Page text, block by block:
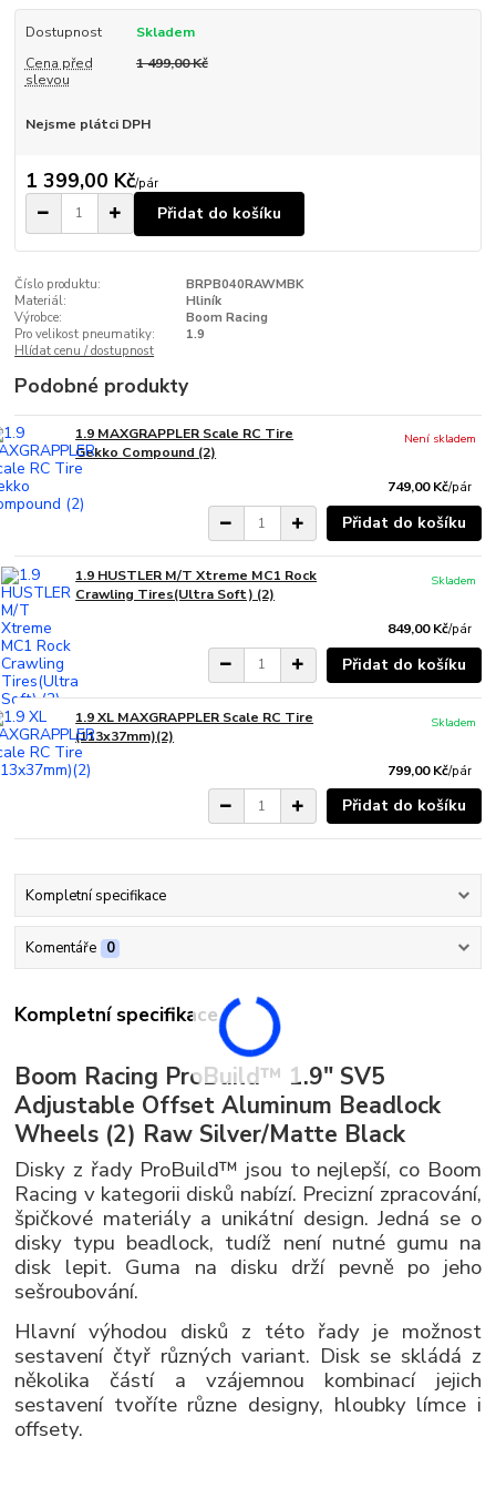
Dostupnost
Skladem
Cena před
slevou
1 499,00 Kč
Nejsme plátci DPH
1 399,00 Kč/pár
Přidat do košíku
Číslo produktu:
BRPB040RAWMBK
Materiál:
Hliník
Výrobce:
Boom Racing
Pro velikost pneumatiky:
1.9
Hlídat cenu / dostupnost
Podobné produkty
1.9 MAXGRAPPLER Scale RC Tire
Gekko Compound (2)
749,00 Kč/pár
Není skladem
Přidat do košíku
1.9 HUSTLER M/T Xtreme MC1 Rock
Crawling Tires(Ultra Soft) (2)
849,00 Kč/pár
Skladem
Přidat do košíku
1.9 XL MAXGRAPPLER Scale RC Tire
(113x37mm)(2)
799,00 Kč/pár
Skladem
Přidat do košíku
Kompletní specifikace
Komentáře 0
Kompletní specifikace
Boom Racing ProBuild™ 1.9" SV5
Adjustable Offset Aluminum Beadlock
Wheels (2) Raw Silver/Matte Black
Disky z řady ProBuild™ jsou to nejlepší, co Boom
Racing v kategorii disků nabízí. Precizní zpracování,
špičkové materiály a unikátní design. Jedná se o
disky typu beadlock, tudíž není nutné gumu na
disk lepit. Guma na disku drží pevně po jeho
sešroubování.
Hlavní výhodou disků z této řady je možnost
sestavení čtyř různých variant. Disk se skládá z
několika částí a vzájemnou kombinací jejich
sestavení tvoříte různe designy, hloubky límce i
offsety.